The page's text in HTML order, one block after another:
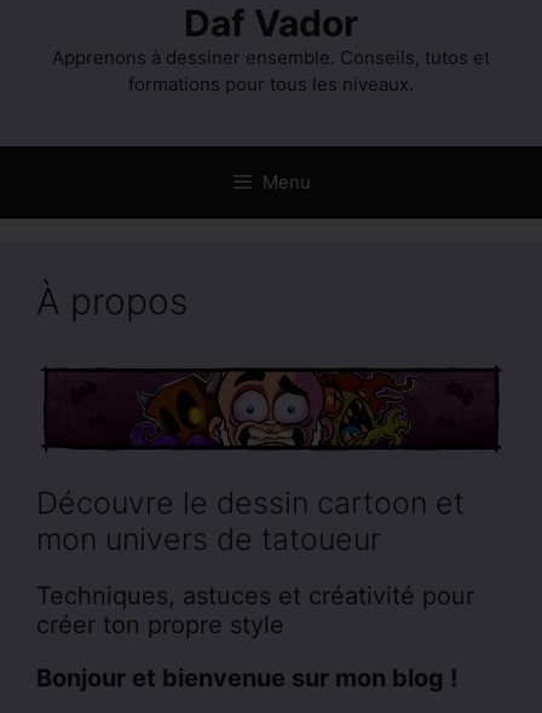
Daf Vador
Apprenons à dessiner ensemble. Conseils, tutos et
formations pour tous les niveaux.
Menu
À propos
Découvre le dessin cartoon et
mon univers de tatoueur
Techniques, astuces et créativité pour
créer ton propre style
Bonjour et bienvenue sur mon blog !